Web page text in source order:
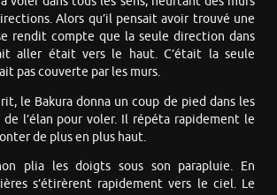
Alors qu’il pensait avoir trouvé une
rendit compte que la seule direction dans
aller était vers le haut. C’était la seule
pas couverte par les murs.
le Bakura donna un coup de pied dans les
l’élan pour voler. Il répéta rapidement le
de plus en plus haut.
plia les doigts sous son parapluie. En
s’étirèrent rapidement vers le ciel. Le